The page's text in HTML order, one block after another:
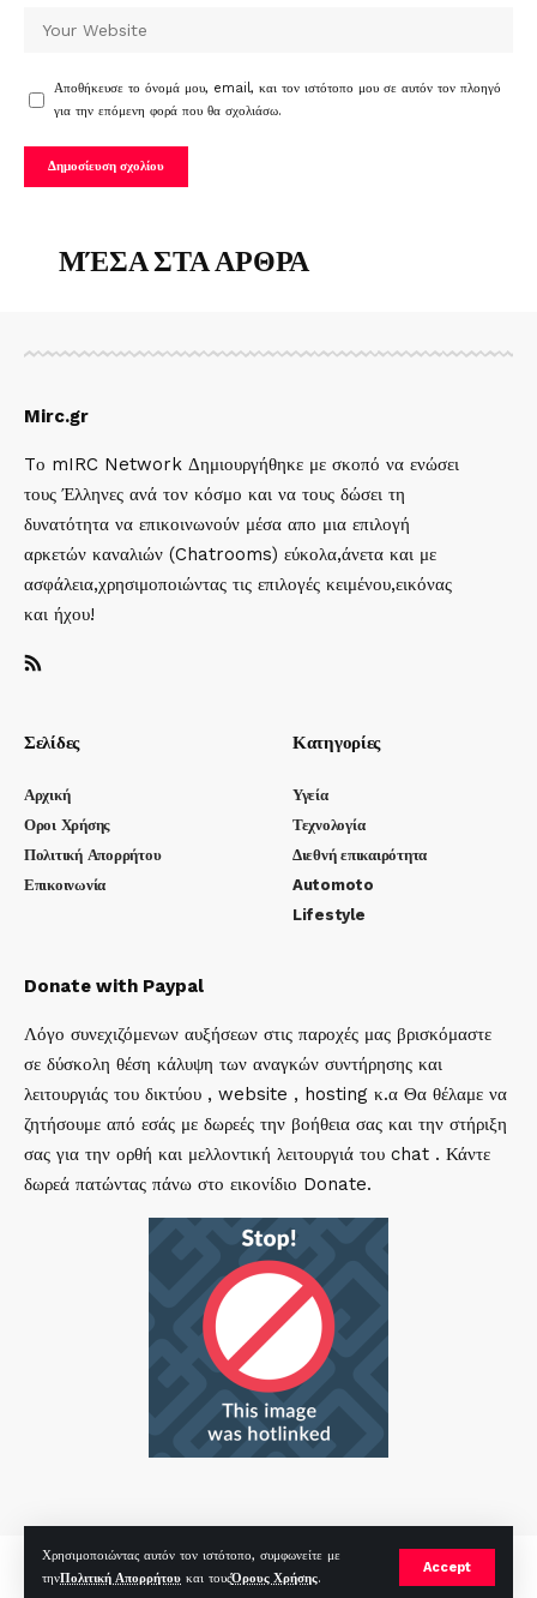
Χρησιμοποιώντας αυτόν τον ιστότοπο, συμφωνείτε με
τηνΠολιτική Απορρήτου και τουςΌρους Χρήσης.
Accept
Αποθήκευσε το όνομά μου, email, και τον ιστότοπο μου σε αυτόν τον πλοηγό
για την επόμενη φορά που θα σχολιάσω.
ΜΈΣΑ ΣΤΑ ΑΡΘΡΑ
Mirc.gr
Tο mIRC Network Δημιουργήθηκε με σκοπό να ενώσει
τους Έλληνες ανά τον κόσμο και να τους δώσει τη
δυνατότητα να επικοινωνούν μέσα απο μια επιλογή
αρκετών καναλιών (Chatrooms) εύκολα,άνετα και με
ασφάλεια,χρησιμοποιώντας τις επιλογές κειμένου,εικόνας
και ήχου!
Σελίδες
Αρχική
Οροι Χρήσης
Πολιτική Απορρήτου
Επικοινωνία
Κατηγορίες
Υγεία
Τεχνολογία
Διεθνή επικαιρότητα
Automoto
Lifestyle
Donate with Paypal
Λόγο συνεχιζόμενων αυξήσεων στις παροχές μας βρισκόμαστε
σε δύσκολη θέση κάλυψη των αναγκών συντήρησης και
λειτουργιάς του δικτύου , website , hosting κ.α Θα θέλαμε να
ζητήσουμε από εσάς με δωρεές την βοήθεια σας και την στήριξη
σας για την ορθή και μελλοντική λειτουργιά του chat . Κάντε
δωρεά πατώντας πάνω στο εικονίδιο Donate.
mirc.gr 2023 Copyright %year%, All Rights Reserved |bySp
Hosted byRealHosting